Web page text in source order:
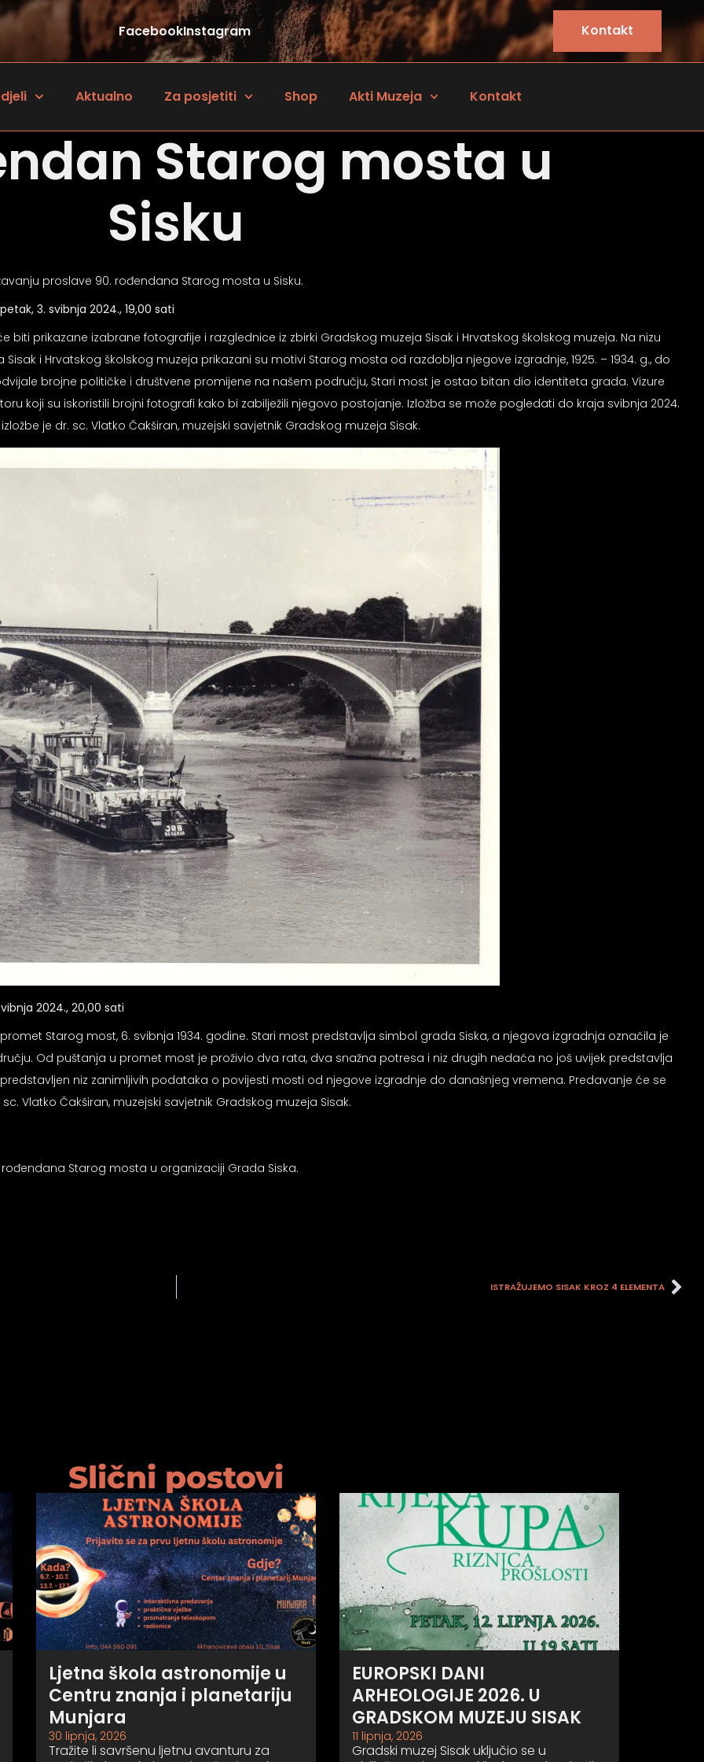
FacebookInstagram Kontakt
Aktualno Za posjetiti Shop Akti Muzeja Kontakt
Starog mosta u
Sisku
proslave 90. rođendana Starog mosta u Sisku.
3. svibnja 2024., 19,00 sati
prikazane izabrane fotografije i razglednice iz zbirki Gradskog muzeja Sisak i Hrvatskog školskog muzeja. Na nizu
i Hrvatskog školskog muzeja prikazani su motivi Starog mosta od razdoblja njegove izgradnje, 1925. – 1934. g., do
brojne političke i društvene promijene na našem području, Stari most je ostao bitan dio identiteta grada. Vizure
koji su iskoristili brojni fotografi kako bi zabilježili njegovo postojanje. Izložba se može pogledati do kraja svibnja 2024.
je dr. sc. Vlatko Čakširan, muzejski savjetnik Gradskog muzeja Sisak.
2024., 20,00 sati
Starog most, 6. svibnja 1934. godine. Stari most predstavlja simbol grada Siska, a njegova izgradnja označila je
Od puštanja u promet most je proživio dva rata, dva snažna potresa i niz drugih nedaća no još uvijek predstavlja
niz zanimljivih podataka o povijesti mosti od njegove izgradnje do današnjeg vremena. Predavanje će se
Vlatko Čakširan, muzejski savjetnik Gradskog muzeja Sisak.
Starog mosta u organizaciji Grada Siska.
ISTRAŽUJEMO SISAK KROZ 4 ELEMENTA
Slični postovi
Ljetna škola astronomije u
Centru znanja i planetariju
Munjara
30 lipnja, 2026
Tražite li savršenu ljetnu avanturu za
EUROPSKI DANI
ARHEOLOGIJE 2026. U
GRADSKOM MUZEJU SISAK
11 lipnja, 2026
Gradski muzej Sisak uključio se u